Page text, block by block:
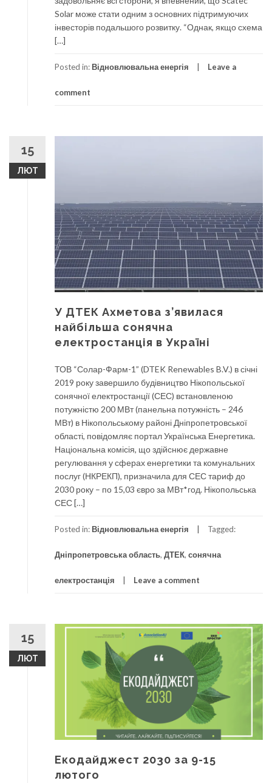
Solar може стати одним з основних підтримуючих
інвесторів подальшого розвитку. “Однак, якщо схема
[…]
Posted in: Відновлювальна енергія Leave a
comment
15
ЛЮТ
У ДТЕК Ахметова з’явилася
найбільша сонячна
електростанція в Україні
ТОВ “Солар-Фарм-1” (DTEK Renewables B.V.) в січні
2019 року завершило будівництво Нікопольської
сонячної електростанції (СЕС) встановленою
потужністю 200 МВт (панельна потужність – 246
МВт) в Нікопольському районі Дніпропетровської
області, повідомляє портал Українська Енергетика.
Національна комісія, що здійснює державне
регулювання у сферах енергетики та комунальних
послуг (НКРЕКП), призначила для СЕС тариф до
2030 року – по 15,03 євро за МВт*год. Нікопольська
СЕС […]
Posted in: Відновлювальна енергія Tagged:
Дніпропетровська область, ДТЕК, сонячна
електростанція Leave a comment
15
ЛЮТ
Екодайджест 2030 за 9-15
лютого